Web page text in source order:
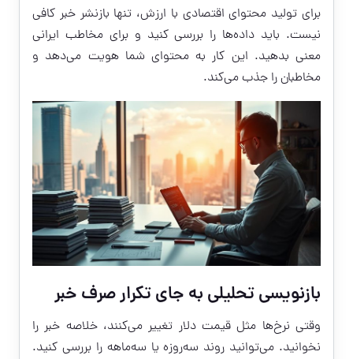
برای تولید محتوای اقتصادی با ارزش، تنها بازنشر خبر کافی
نیست. باید داده‌ها را بررسی کنید و برای مخاطب ایرانی
معنی بدهید. این کار به محتوای شما هویت می‌دهد و
مخاطبان را جذب می‌کند.
بازنویسی تحلیلی به جای تکرار صرف خبر
وقتی نرخ‌ها مثل قیمت دلار تغییر می‌کنند، خلاصه خبر را
نخوانید. می‌توانید روند سه‌روزه یا سه‌ماهه را بررسی کنید.